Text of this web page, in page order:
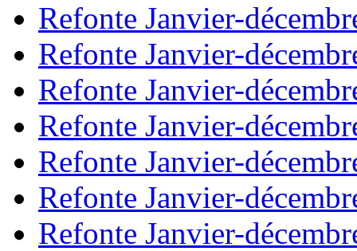
Refonte Janvier-
Refonte Janvier-
Refonte Janvier-
Refonte Janvier-
Refonte Janvier-
Refonte Janvier-
Refonte Janvier-